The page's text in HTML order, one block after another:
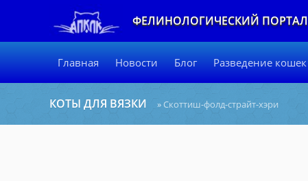
ФЕЛИНОЛОГИЧЕСКИЙ ПОРТАЛ
Главная Новости Блог Разведение кошек
КОТЫ ДЛЯ ВЯЗКИ » Скоттиш-фолд-страйт-хэри